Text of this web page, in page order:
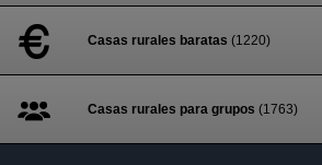
Casas rurales baratas (1220)
Casas rurales para grupos (1763)